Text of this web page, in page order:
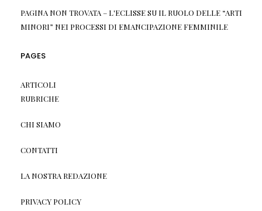
PAGINA NON TROVATA – L'ECLISSESU IL RUOLO DELLE “ARTI
MINORI” NEI PROCESSI DI EMANCIPAZIONE FEMMINILE
PAGES
ARTICOLI
RUBRICHE
CHI SIAMO
CONTATTI
LA NOSTRA REDAZIONE
PRIVACY POLICY